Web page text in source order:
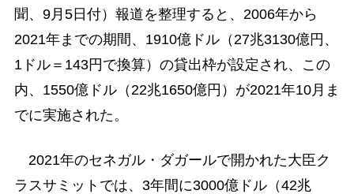
聞、9月5日付）報道を整理すると、2006年から
2021年までの期間、1910億ドル（27兆3130億円、
1ドル＝143円で換算）の貸出枠が設定され、この
内、1550億ドル（22兆1650億円）が2021年10月ま
でに実施された。
2021年のセネガル・ダガールで開かれた大臣ク
ラスサミットでは、3年間に3000億ドル（42兆